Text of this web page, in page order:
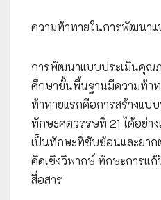
ความท้าทายในการพัฒนา
การพัฒนาแบบประเมินคุณ
ศึกษาขั้นพื้นฐานมีความท้าท
ท้าทายแรกคือการสร้างแบ
ทักษะศตวรรษที่ 21 ได้อย่า
เป็นทักษะที่ซับซ้อนและยาก
คิดเชิงวิพากษ์ ทักษะการแ
สื่อสาร